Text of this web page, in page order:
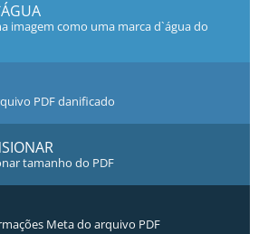
imagem como uma marca d`água do
PDF danificado
tamanho do PDF
Meta do arquivo PDF